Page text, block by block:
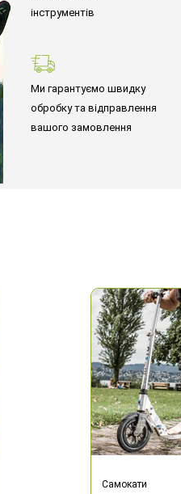
інструментів
Ми гарантуємо швидку
обробку та відправлення
вашого замовлення
Самокати